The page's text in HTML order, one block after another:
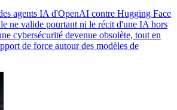
agents IA d'OpenAI contre Hugging Face
ne valide pourtant ni le récit d'une IA hors
cybersécurité devenue obsolète, tout en
de force autour des modèles de